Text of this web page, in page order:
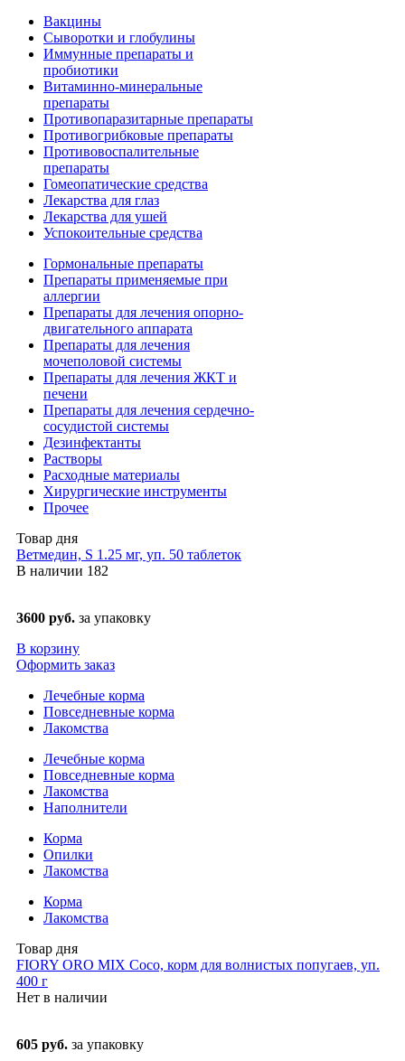
Вакцины
Сыворотки и глобулины
Иммунные препараты и
пробиотики
Витаминно-минеральные
препараты
Противопаразитарные препараты
Противогрибковые препараты
Противовоспалительные
препараты
Гомеопатические средства
Лекарства для глаз
Лекарства для ушей
Успокоительные средства
Гормональные препараты
Препараты применяемые при
аллергии
Препараты для лечения опорно-
двигательного аппарата
Препараты для лечения
мочеполовой системы
Препараты для лечения ЖКТ и
печени
Препараты для лечения сердечно-
сосудистой системы
Дезинфектанты
Растворы
Расходные материалы
Хирургические инструменты
Прочее
Товар дня
Ветмедин, S 1.25 мг, уп. 50 таблеток
В наличии 182
3600 руб. за упаковку
В корзину
Оформить заказ
Лечебные корма
Повседневные корма
Лакомства
Лечебные корма
Повседневные корма
Лакомства
Наполнители
Корма
Опилки
Лакомства
Корма
Лакомства
Товар дня
FIORY ORO MIX Coco, корм для волнистых попугаев, уп.
400 г
Нет в наличии
605 руб. за упаковку